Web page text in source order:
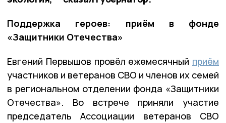
Поддержка героев: приём в фонде
«Защитники Отечества»
Евгений Первышов провёл ежемесячный приём
участников и ветеранов СВО и членов их семей
в региональном отделении фонда «Защитники
Отечества». Во встрече приняли участие
председатель Ассоциации ветеранов СВО